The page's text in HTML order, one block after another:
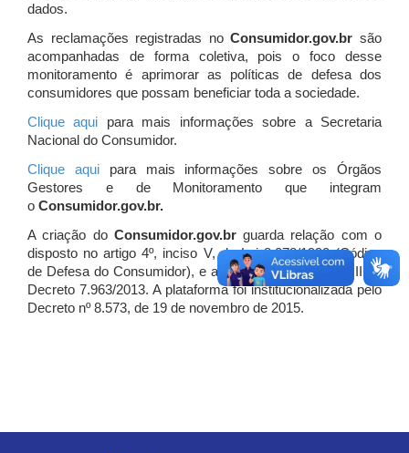
dados.
As reclamações registradas noConsumidor.gov.br são
acompanhadas de forma coletiva, pois o foco desse
monitoramento é aprimorar as políticas de defesa dos
consumidores que possam beneficiar toda a sociedade.
Clique aqui para mais informações sobre a Secretaria
Nacional do Consumidor.
Clique aquipara mais informações sobre os Órgãos
Gestores e de Monitoramento que integram
o Consumidor.gov.br.
A criação do Consumidor.gov.brguarda relação com o
disposto no artigo 4º, inciso V, da Lei 8.078/1990 (Código
de Defesa do Consumidor), e artigo 7º, incisos I, II e III do
Decreto 7.963/2013. A plataforma foi institucionalizada pelo
Decreto nº 8.573, de 19 de novembro de 2015.